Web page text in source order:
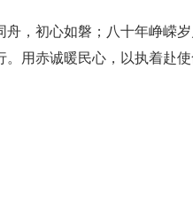
舟，初心如磐；八十年峥嵘
用赤诚暖民心，以执着赴